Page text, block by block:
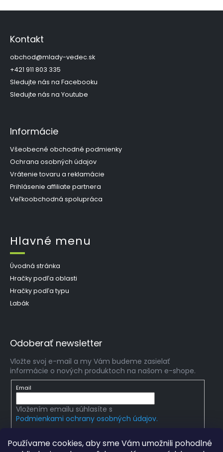
Používame cookies, aby sme Vám umožnili pohodlné
Z
Kontakt
obchod@mlady-vedec.sk
+421 911 803 335
Sledujte nás na Facebooku
Sledujte nás na Youtube
Informácie
Všeobecné obchodné podmienky
Ochrana osobných údajov
Vrátenie tovaru a reklamácie
Prihlásenie affiliate partnera
Veľkoobchodná spolupráca
Hlavné menu
Úvodná stránka
Hračky podľa oblasti
Hračky podľa typu
Labák
Odoberať newsletter
Vložte svoj e-mail a my Vám budeme zasielať
informácie o nových produktoch na našom e-shope.
Email
Vložením emailu súhlasíte s
Podmienkami ochrany osobných údajov.